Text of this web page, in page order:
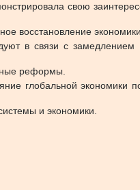
свою
восстановление экономики.
в связи с замедлением
реформы.
глобальной экономики
и экономики.